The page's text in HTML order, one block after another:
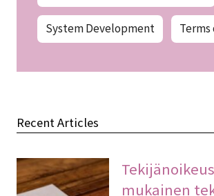
System Development Terms
Recent Articles
mukainen